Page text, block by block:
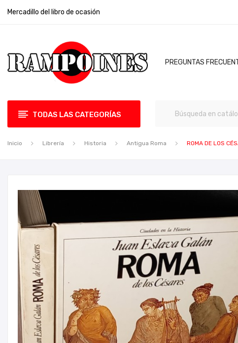
Mercadillo del libro de ocasión
PREGUNTAS
TODAS LAS CATEGORÍAS
Inicio Librería Historia Antigua Roma ROMA DE LOS